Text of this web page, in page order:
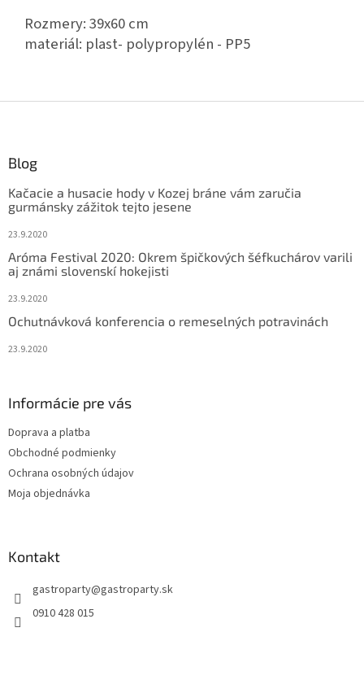
Rozmery: 39x60 cm
materiál: plast- polypropylén - PP5
Blog
Kačacie a husacie hody v Kozej bráne vám zaručia
gurmánsky zážitok tejto jesene
23.9.2020
Aróma Festival 2020: Okrem špičkových šéfkuchárov varili
aj známi slovenskí hokejisti
23.9.2020
Ochutnávková konferencia o remeselných potravinách
23.9.2020
Informácie pre vás
Doprava a platba
Obchodné podmienky
Ochrana osobných údajov
Moja objednávka
Kontakt
gastroparty@gastroparty.sk
0910 428 015